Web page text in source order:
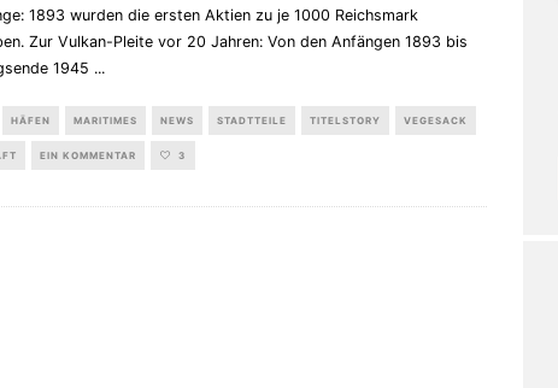
1893 wurden die ersten Aktien zu je 1000 Reichsmark
Zur Vulkan-Pleite vor 20 Jahren: Von den Anfängen 1893 bis
1945 ...
HÄFEN MARITIMES NEWS STADTTEILE TITELSTORY VEGESACK
EIN KOMMENTAR 3